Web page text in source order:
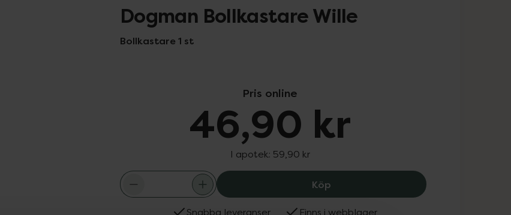
Dogman Bollkastare Wille
Bollkastare 1 st
Pris online
46,90 kr
I apotek: 59,90 kr
Köp Dogman Bollkastare Wille, 46.9 kr.
Snabba leveranser Finns i webblager